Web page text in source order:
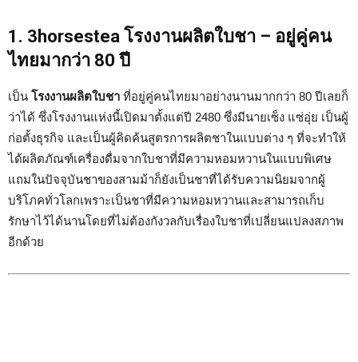
1. 3horsestea โรงงานผลิตใบชา – อยู่คู่คน
ไทยมากว่า 80 ปี
เป็น โรงงานผลิตใบชา ที่อยู่คู่คนไทยมาอย่างนานมากกว่า 80 ปีเลยก็
ว่าได้ ซึ่งโรงงานแห่งนี้เปิดมาตั้งแต่ปี 2480 ซึ่งมีนายเซ็ง แซ่อุ่ย เป็นผู้
ก่อตั้งธุรกิจ และเป็นผู้คิดค้นสูตรการผลิตชาในแบบต่าง ๆ ที่จะทำให้
ได้ผลิตภัณฑ์เครื่องดื่มจากใบชาที่มีความหอมหวานในแบบพิเศษ
แถมในปัจจุบันชาของสามม้าก็ยังเป็นชาที่ได้รับความนิยมจากผู้
บริโภคทั่วโลกเพราะเป็นชาที่มีความหอมหวานและสามารถเก็บ
รักษาไว้ได้นานโดยที่ไม่ต้องกังวลกับเรื่องใบชาที่เปลี่ยนแปลงสภาพ
อีกด้วย